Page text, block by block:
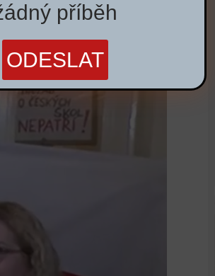
Richard Waltr
náboženskou
ostatních.
příběh